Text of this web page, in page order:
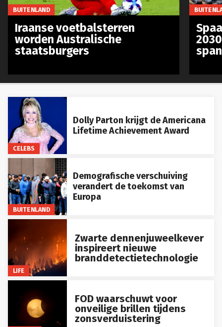
CELEBS
Dolly Parton krijgt de Americana
Lifetime Achievement Award
BUITENLAND
Demografische verschuiving
verandert de toekomst van
Europa
LIFE
Zwarte dennenjuweelkever
inspireert nieuwe
branddetectietechnologie
FOD waarschuwt voor
onveilige brillen tijdens
zonsverduistering
BUITENLAND
Iraanse voetbalsterren
worden Australische
staatsburgers